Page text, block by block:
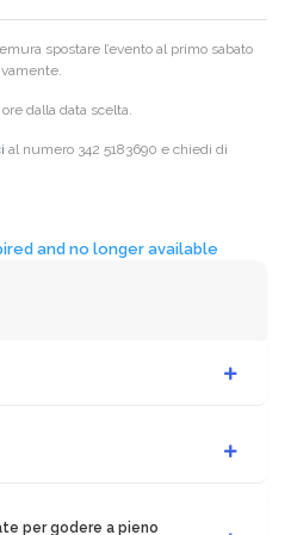
spostare l’evento al primo sabato
dalla data scelta.
al numero 342 5183690 e chiedi di
and no longer available
per godere a pieno